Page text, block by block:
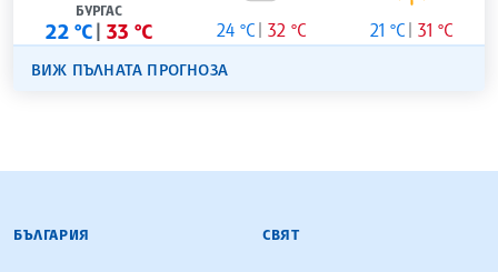
БУРГАС
22 °C 33 °C 24 °C 32 °C 21 °C 31 °C
ВИЖ ПЪЛНАТА ПРОГНОЗА
БЪЛГАРСКА ТЕЛЕГРАФНА АГЕНЦИЯ
БЪЛГАРИЯ СВЯТ